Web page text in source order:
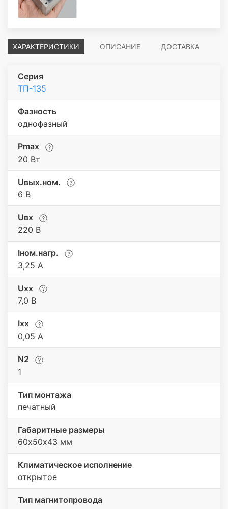
ХАРАКТЕРИСТИКИ ОПИСАНИЕ ДОСТАВКА
Серия
ТП-135
Фазность
однофазный
Pmax
20 Вт
Uвых.ном.
6 В
Uвх
220 В
Iном.нагр.
3,25 А
Uхх
7,0 В
Iхх
0,05 A
N2
1
Тип монтажа
печатный
Габаритные размеры
60х50х43 мм
Климатическое исполнение
открытое
Тип магнитопровода